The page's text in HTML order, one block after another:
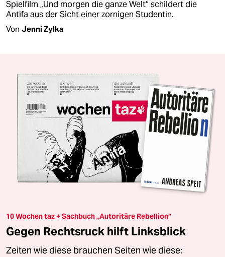
Spielfilm „Und morgen die ganze Welt“ schildert die
Antifa aus der Sicht einer zornigen Studentin.
Von Jenni Zylka
10 Wochen taz + Sachbuch „Autoritäre Rebellion“
Gegen Rechtsruck hilft Linksblick
Zeiten wie diese brauchen Seiten wie diese: